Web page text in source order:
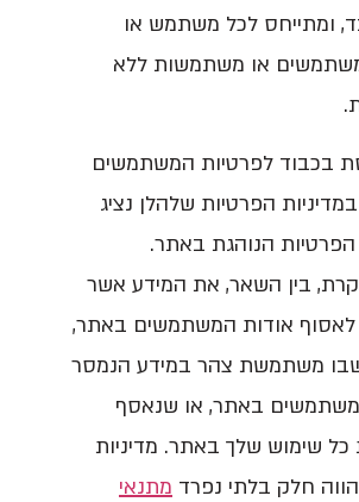
ומתייחס לכל משתמש או
או משתמשות ללא
בכבוד לפרטיות המשתמשים
הפרטיות שלהלן נציג
הנוהגת באתר.
בין השאר, את המידע אשר
אודות המשתמשים באתר,
משתמשת צהר במידע הנמסר
באתר, או שנאסף
שימוש שלך באתר. מדיניות
חלק בלתי נפרדמתנאי